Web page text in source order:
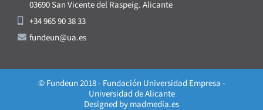
03690 San Vicente del Raspeig. Alicante
+34 965 90 38 33
fundeun@ua.es
© Fundeun 2018 - Fundación Universidad Empresa -
Universidad de Alicante
Designed by madmedia.es